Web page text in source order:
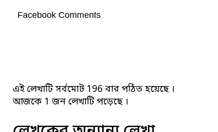
Facebook Comments
এই লেখাটি সর্বমোট 196 বার পঠিত হয়েছে ।
আজকে 1 জন লেখাটি পড়েছে ।